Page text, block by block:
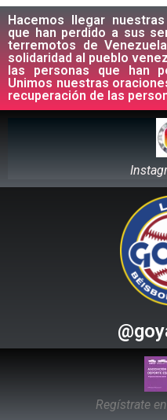
Hacemos llegar
que han perdido a sus
terremotos de
solidaridad al pueblo
las personas que han
Unimos nuestras
recuperación de las
Regístrate